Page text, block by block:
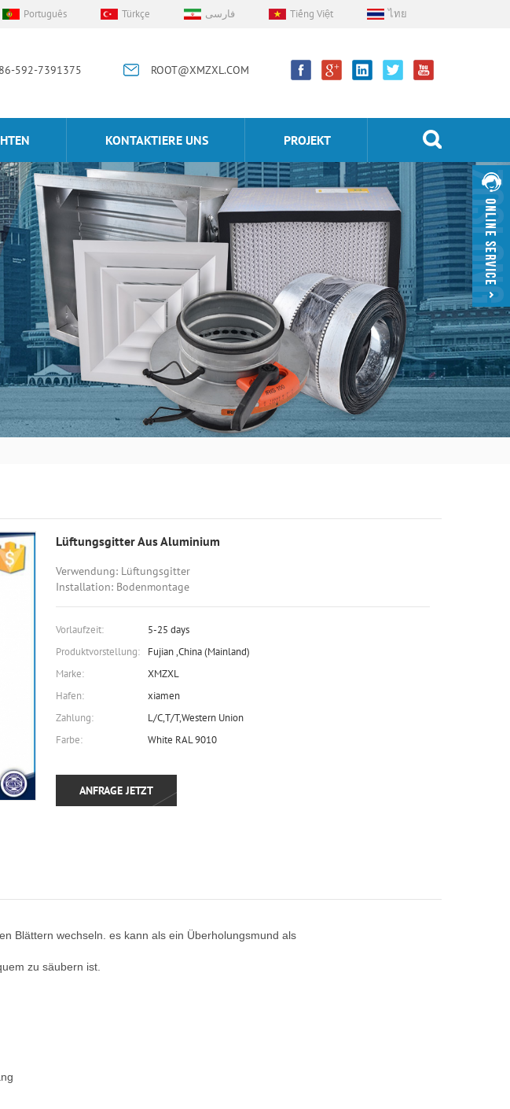
Português Türkçe فارسی Tiếng Việt ไทย
592-7391375 ROOT@XMZXL.COM
KONTAKTIERE UNS PROJEKT
Lüftungsgitter Aus Aluminium
Verwendung: Lüftungsgitter
Installation: Bodenmontage
Vorlaufzeit:
5-25 days
Produktvorstellung:
Fujian ,China (Mainland)
Marke:
XMZXL
Hafen:
xiamen
Zahlung:
L/C,T/T,Western Union
Farbe:
White RAL 9010
ANFRAGE JETZT
Blättern wechseln. es kann als ein Überholungsmund als
zu säubern ist.